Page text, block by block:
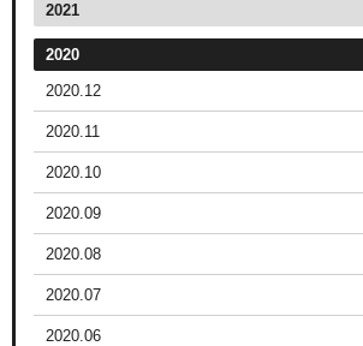
2021
2020
2020.12
2020.11
2020.10
2020.09
2020.08
2020.07
2020.06